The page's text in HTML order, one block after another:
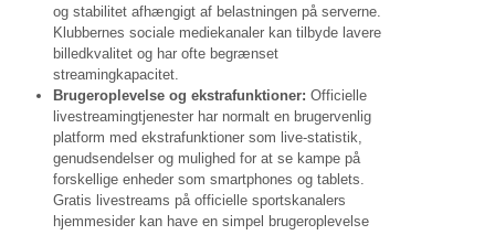
og stabilitet afhængigt af belastningen på serverne.
Klubbernes sociale mediekanaler kan tilbyde lavere
billedkvalitet og har ofte begrænset
streamingkapacitet.
Brugeroplevelse og ekstrafunktioner: Officielle
livestreamingtjenester har normalt en brugervenlig
platform med ekstrafunktioner som live-statistik,
genudsendelser og mulighed for at se kampe på
forskellige enheder som smartphones og tablets.
Gratis livestreams på officielle sportskanalers
hjemmesider kan have en simpel brugeroplevelse